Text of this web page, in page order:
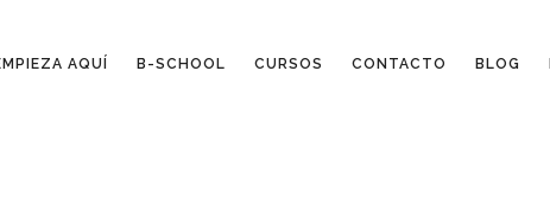
AQUÍ B-SCHOOL CURSOS CONTACTO BLOG